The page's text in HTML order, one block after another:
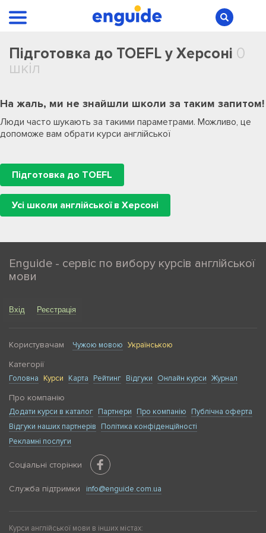
Підготовка до TOEFL у Херсоні 0
шкіл
На жаль, ми не знайшли школи за таким запитом!
Люди часто шукають за такими параметрами. Можливо, це
допоможе вам обрати курси англійської
Підготовка до TOEFL
Усі школи англійської в Херсоні
Enguide - сервіс по вибору курсів англійської
мови
Вхід Реєстрація
Користувачам Чужою мовою Українською
Категорії
Головна Курси Карта Рейтинг Відгуки Онлайн курси Журнал
Про компанію
Додати курси в каталог Партнери Про компанію
Публічна оферта
Відгуки наших партнерів
Політика конфіденційності
Рекламні послуги
Соціальні сторінки
Служба підтримки info@enguide.com.ua
Курси англійської мови в інших містах: